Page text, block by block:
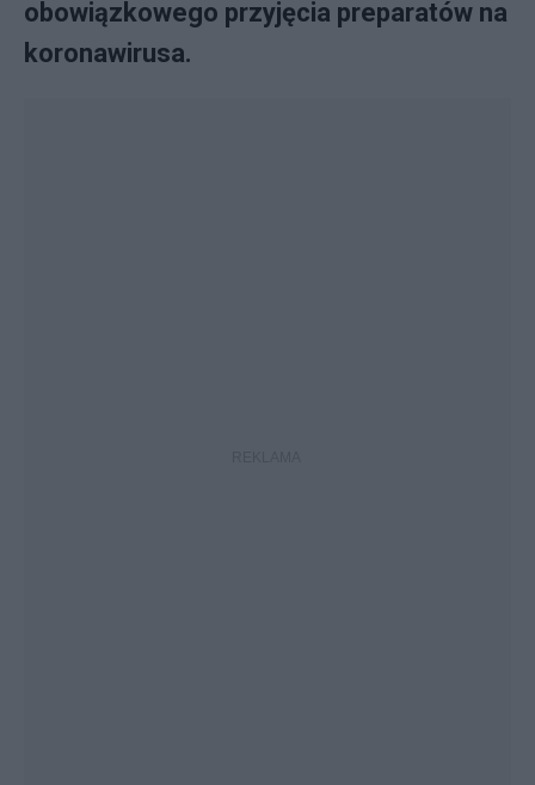
obowiązkowego przyjęcia preparatów na
koronawirusa.